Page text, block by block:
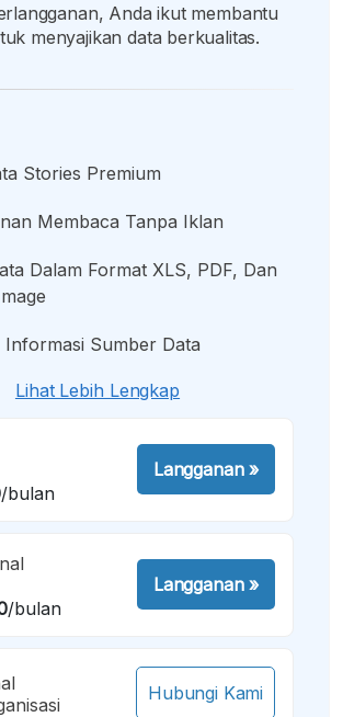
Anda ikut membantu
menyajikan data berkualitas.
Stories Premium
Membaca Tanpa Iklan
Dalam Format XLS, PDF, Dan
Informasi Sumber Data
Lihat Lebih Lengkap
/bulan
Langganan»
/bulan
Langganan»
Hubungi Kami